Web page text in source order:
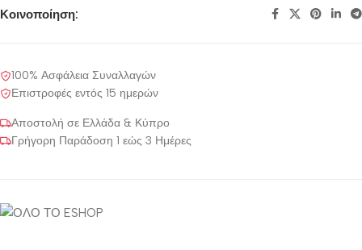
Κοινοποίηση:
100% Ασφάλεια Συναλλαγών
Επιστροφές εντός 15 ημερών
Αποστολή σε Ελλάδα & Κύπρο
Γρήγορη Παράδοση 1 εώς 3 Ημέρες